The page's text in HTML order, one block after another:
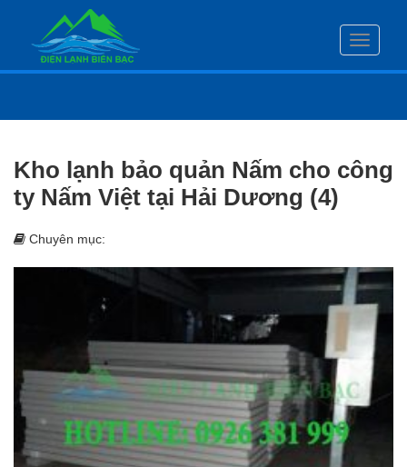
Toggle
Kho lạnh bảo quản Nấm cho công
ty Nấm Việt tại Hải Dương (4)
Chuyên mục: